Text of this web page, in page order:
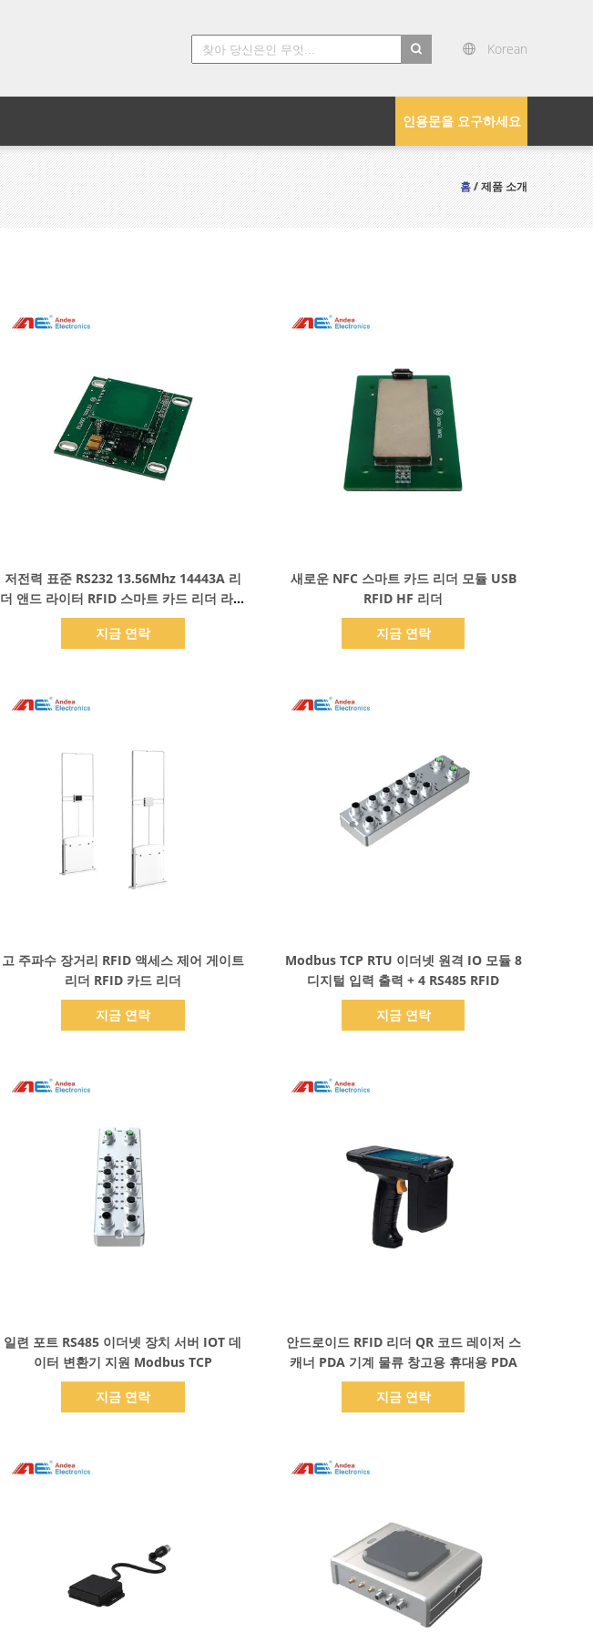
Korean
인용문을 요구하세요
홈/ 제품 소개
저전력 표준 RS232 13.56Mhz 14443A 리
더 앤드 라이터 RFID 스마트 카드 리더 라이
터
지금 연락
새로운 NFC 스마트 카드 리더 모듈 USB
RFID HF 리더
지금 연락
고 주파수 장거리 RFID 액세스 제어 게이트
리더 RFID 카드 리더
지금 연락
Modbus TCP RTU 이더넷 원격 IO 모듈 8
디지털 입력 출력 + 4 RS485 RFID
지금 연락
일련 포트 RS485 이더넷 장치 서버 IOT 데
이터 변환기 지원 Modbus TCP
지금 연락
안드로이드 RFID 리더 QR 코드 레이저 스
캐너 PDA 기계 물류 창고용 휴대용 PDA
지금 연락